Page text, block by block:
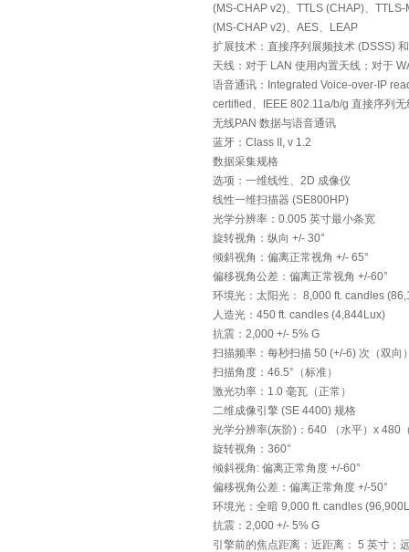
(MS-CHAP v2)、TTLS (CHAP)、
(MS-CHAP v2)、AES、LEAP
扩展技术：直接序列展频技术 (DSSS)
天线：对于 LAN 使用内置天线；对于
语音通讯：Integrated Voice-over-IP
certified、IEEE 802.11a/b/g 直接序列无
无线PAN 数据与语音通讯
蓝牙：Class II, v 1.2
数据采集规格
选项：一维线性、2D 成像仪
线性一维扫描器 (SE800HP)
光学分辨率：0.005 英寸最小条宽
旋转视角：纵向 +/- 30°
倾斜视角：偏离正常视角 +/- 65°
偏移视角公差：偏离正常视角 +/-60°
环境光：太阳光： 8,000 ft. candles
人造光：450 ft. candles (4,844Lux)
抗震：2,000 +/- 5% G
扫描频率：每秒扫描 50 (+/-6) 次（双向
扫描角度：46.5°（标准）
激光功率：1.0 毫瓦（正常）
二维成像引擎 (SE 4400) 规格
光学分辨率(灰阶)：640 （水平）x 480
旋转视角：360°
倾斜视角: 偏离正常角度 +/-60°
偏移视角公差：偏离正常角度 +/-50°
环境光：全暗 9,000 ft. candles
抗震：2,000 +/- 5% G
引擎前的焦点距离：近距离： 5 英寸；